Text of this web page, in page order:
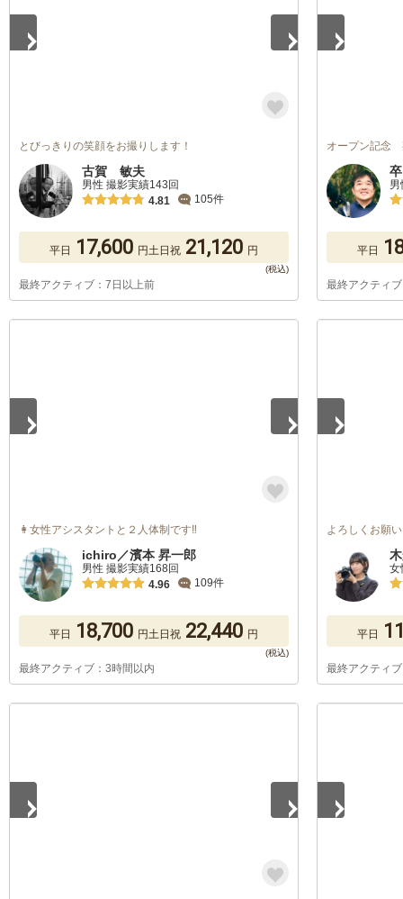
とびっきりの笑顔をお撮りします！
古賀 敏夫
男性 撮影実績143回
4.81
105件
平日 17,600 円土日祝 21,120 円
最終アクティブ：7日以上前
オープン記念
男
平日
最終アクティ
👩‍女性アシスタントと２人体制です‼️
ichiro／濱本 昇一郎
男性 撮影実績168回
4.96
109件
平日 18,700 円土日祝 22,440 円
最終アクティブ：3時間以内
よろしくお願
女
平日
最終アクティ